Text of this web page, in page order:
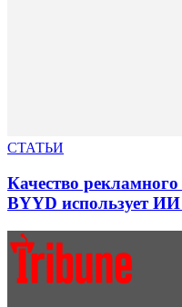
СТАТЬИ
Качество
BYYD использует